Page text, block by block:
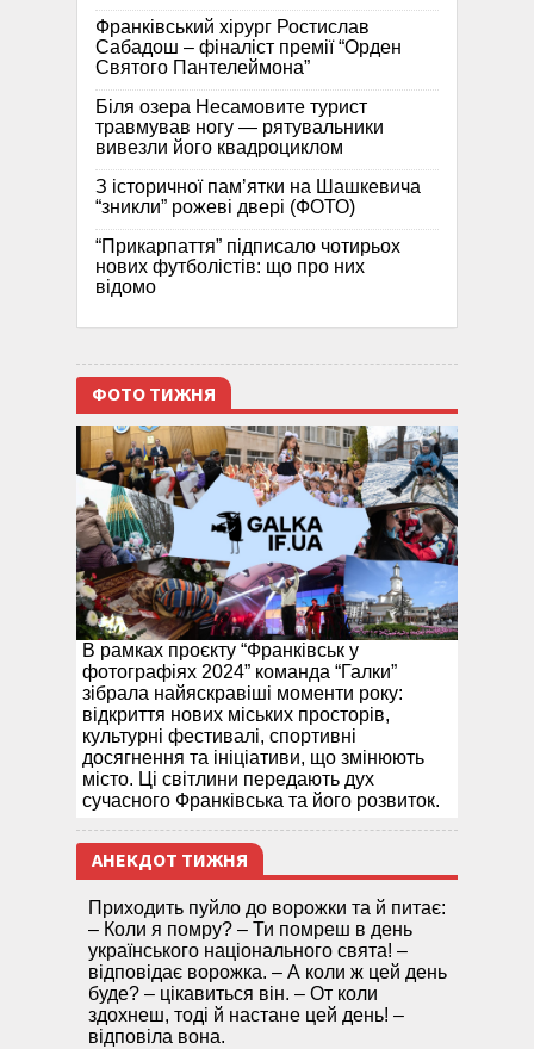
Франківський хірург Ростислав
Сабадош – фіналіст премії “Орден
Святого Пантелеймона”
Біля озера Несамовите турист
травмував ногу — рятувальники
вивезли його квадроциклом
З історичної памʼятки на Шашкевича
“зникли” рожеві двері (ФОТО)
“Прикарпаття” підписало чотирьох
нових футболістів: що про них
відомо
ФОТО ТИЖНЯ
В рамках проєкту “Франківськ у
фотографіях 2024” команда “Галки”
зібрала найяскравіші моменти року:
відкриття нових міських просторів,
культурні фестивалі, спортивні
досягнення та ініціативи, що змінюють
місто. Ці світлини передають дух
сучасного Франківська та його розвиток.
АНЕКДОТ ТИЖНЯ
Приходить пуйло до ворожки та й питає:
– Коли я помру? – Ти помреш в день
українського національного свята! –
відповідає ворожка. – А коли ж цей день
буде? – цікавиться він. – От коли
здохнеш, тоді й настане цей день! –
відповіла вона.